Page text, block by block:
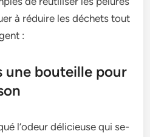
à réduire le­s déchets tout
:
une bouteille pour
l’odeur délicieuse qui se­